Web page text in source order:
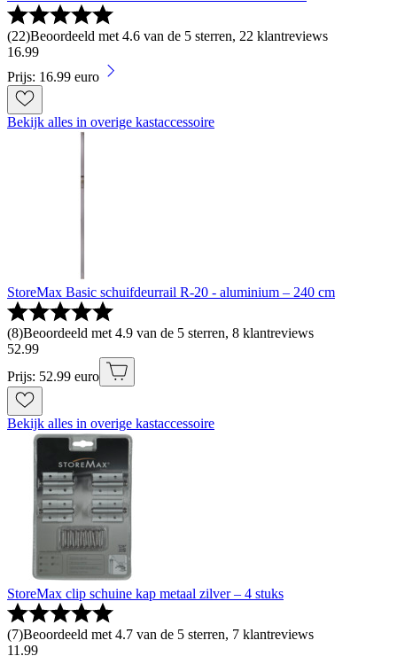
(22)Beoordeeld met 4.6 van de 5 sterren, 22 klantreviews
16.99
Prijs: 16.99 euro
Bekijk alles in overige kastaccessoire
StoreMax Basic schuifdeurrail R-20 - aluminium – 240 cm
(8)Beoordeeld met 4.9 van de 5 sterren, 8 klantreviews
52.99
Prijs: 52.99 euro
Bekijk alles in overige kastaccessoire
StoreMax clip schuine kap metaal zilver – 4 stuks
(7)Beoordeeld met 4.7 van de 5 sterren, 7 klantreviews
11 .99